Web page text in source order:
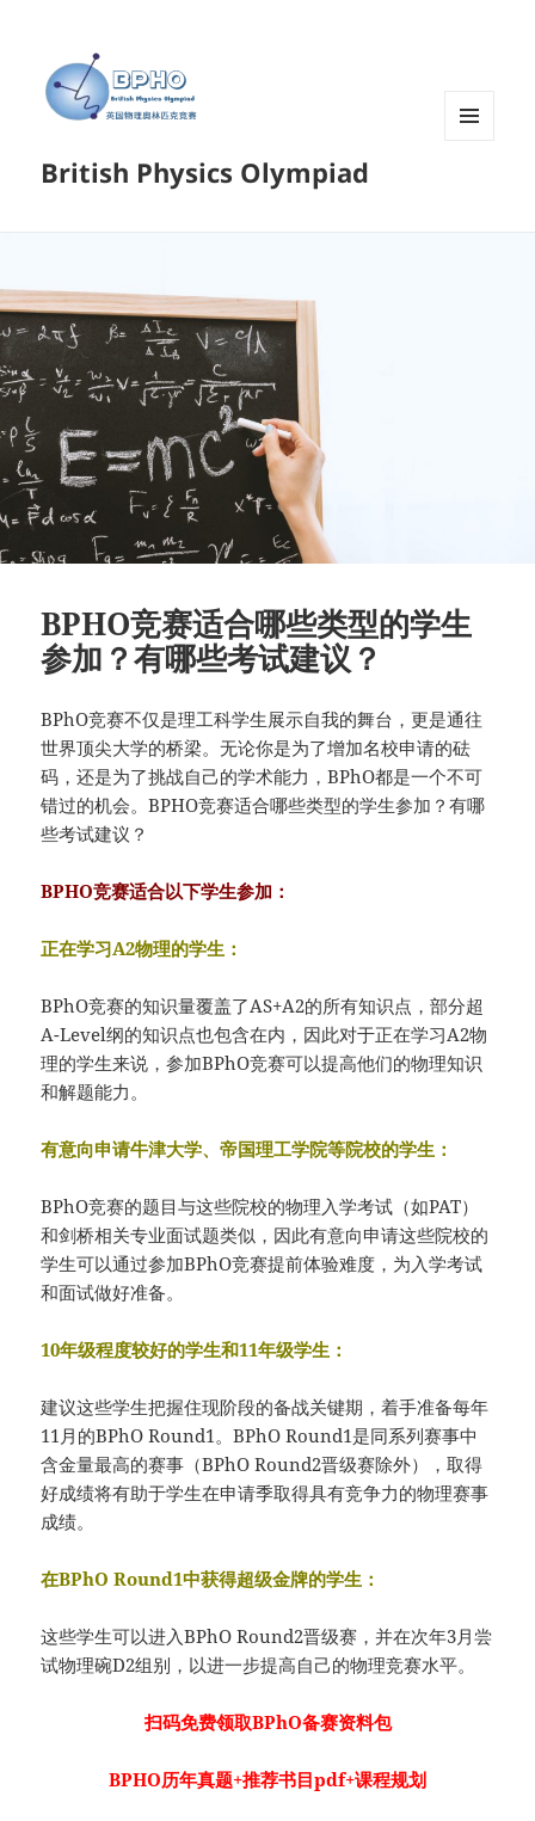
British Physics Olympiad
BPHO竞赛适合哪些类型的学生
参加？有哪些考试建议？
BPhO竞赛不仅是理工科学生展示自我的舞台，更是通往
世界顶尖大学的桥梁。无论你是为了增加名校申请的砝
码，还是为了挑战自己的学术能力，BPhO都是一个不可
错过的机会。BPHO竞赛适合哪些类型的学生参加？有哪
些考试建议？
BPHO竞赛适合以下学生参加：
正在学习A2物理的学生：
BPhO竞赛的知识量覆盖了AS+A2的所有知识点，部分超
A-Level纲的知识点也包含在内，因此对于正在学习A2物
理的学生来说，参加BPhO竞赛可以提高他们的物理知识
和解题能力。
有意向申请牛津大学、帝国理工学院等院校的学生：
BPhO竞赛的题目与这些院校的物理入学考试（如PAT）
和剑桥相关专业面试题类似，因此有意向申请这些院校的
学生可以通过参加BPhO竞赛提前体验难度，为入学考试
和面试做好准备。
10年级程度较好的学生和11年级学生：
建议这些学生把握住现阶段的备战关键期，着手准备每年
11月的BPhO Round1。BPhO Round1是同系列赛事中
含金量最高的赛事（BPhO Round2晋级赛除外），取得
好成绩将有助于学生在申请季取得具有竞争力的物理赛事
成绩。
在BPhO Round1中获得超级金牌的学生：
这些学生可以进入BPhO Round2晋级赛，并在次年3月尝
试物理碗D2组别，以进一步提高自己的物理竞赛水平。
扫码免费领取BPhO备赛资料包
BPHO历年真题+推荐书目pdf+课程规划